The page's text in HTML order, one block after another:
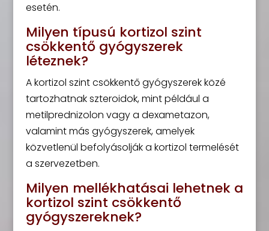
esetén.
Milyen típusú kortizol szint
csökkentő gyógyszerek
léteznek?
A kortizol szint csökkentő gyógyszerek közé
tartozhatnak szteroidok, mint például a
metilprednizolon vagy a dexametazon,
valamint más gyógyszerek, amelyek
közvetlenül befolyásolják a kortizol termelését
a szervezetben.
Milyen mellékhatásai lehetnek a
kortizol szint csökkentő
gyógyszereknek?